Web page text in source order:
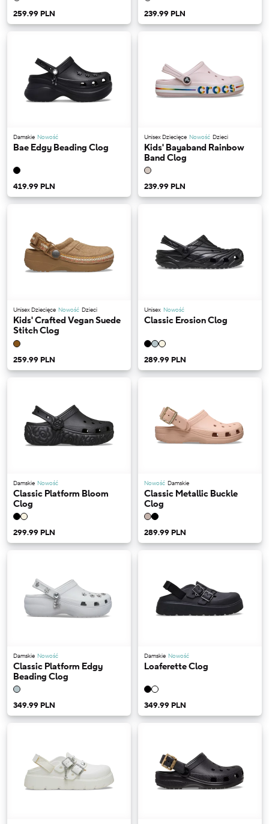
259.99 PLN 239.99 PLN
Damskie Nowość
Bae Edgy Beading Clog
419.99 PLN
Unisex Dziecięce Nowość Dzieci
Kids' Bayaband Rainbow
Band Clog
239.99 PLN
Unisex Dziecięce Nowość Dzieci
Kids' Crafted Vegan Suede
Stitch Clog
259.99 PLN
Unisex Nowość
Classic Erosion Clog
289.99 PLN
Damskie Nowość
Classic Platform Bloom
Clog
299.99 PLN
Nowość Damskie
Classic Metallic Buckle
Clog
289.99 PLN
Damskie Nowość
Classic Platform Edgy
Beading Clog
349.99 PLN
Damskie Nowość
Loaferette Clog
349.99 PLN